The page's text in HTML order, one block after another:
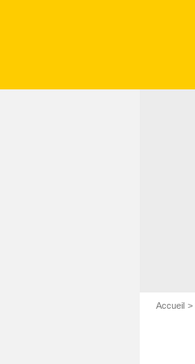
Accueil